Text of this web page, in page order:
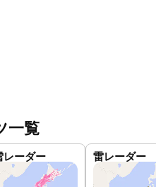
一覧
レーダー 雷レーダー